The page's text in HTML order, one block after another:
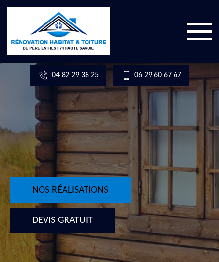
04 82 29 38 25 06 29 60 67 67
NOS RÉALISATIONS
DEVIS GRATUIT